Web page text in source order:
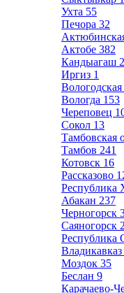
Ухта 55
Печора 32
Актобе 382
Кандыагаш 2
Иргиз 1
Вологодская
Вологда 153
Череповец
Сокол 13
Тамбовская
Тамбов 241
Котовск 16
Рассказово
Республика
Абакан 237
Черногорск
Саяногорск
Республика
Владикавказ
Моздок 35
Беслан 9
Карачаево-